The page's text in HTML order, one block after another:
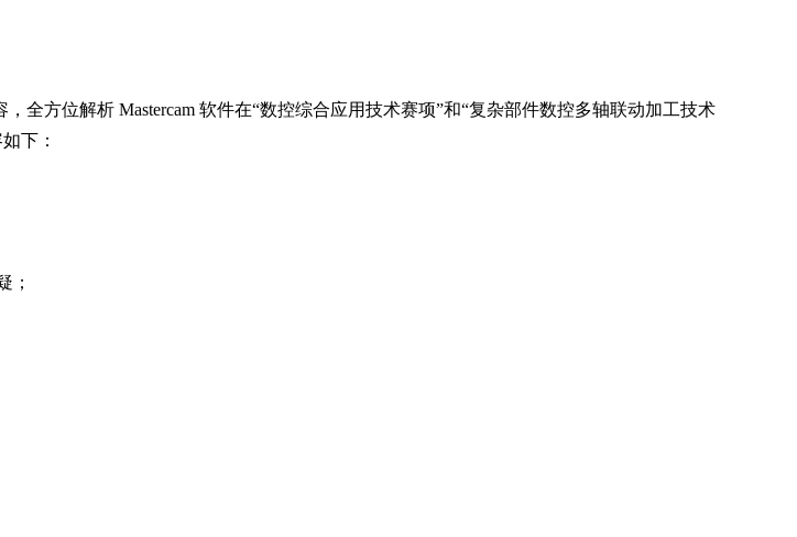
方位解析 Mastercam 软件在“数控综合应用技术赛项”和“复杂部件数控多轴联动加工技术
下：
；